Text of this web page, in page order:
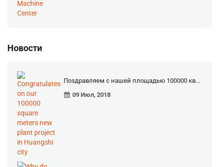
Новости
Поздравляем с нашей площадью 100000 кв...
09 Июл, 2018